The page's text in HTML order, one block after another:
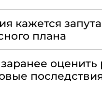
кажется
плана
оценить